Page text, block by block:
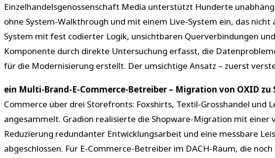
Einzelhandelsgenossenschaft Media unterstützt Hunderte
ohne System-Walkthrough und mit einem Live-System ein, das
System mit fest codierter Logik, unsichtbaren Querverbindungen
Komponente durch direkte Untersuchung erfasst, die
für die Modernisierung erstellt. Der umsichtige Ansatz – zuerst
ein Multi-Brand-E-Commerce-Betreiber – Migration von OXID
Commerce über drei Storefronts: Foxshirts, Textil-Grosshandel und
angesammelt. Gradion realisierte die Shopware-Migration mit
Reduzierung redundanter Entwicklungsarbeit und eine messbare
abgeschlossen. Für E-Commerce-Betreiber im DACH-Raum, die